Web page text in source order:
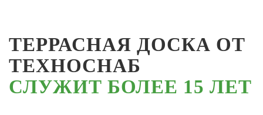
ТЕРРАСНАЯ ДОСКА ОТ
ТЕХНОСНАБ
СЛУЖИТ БОЛЕЕ 15 ЛЕТ